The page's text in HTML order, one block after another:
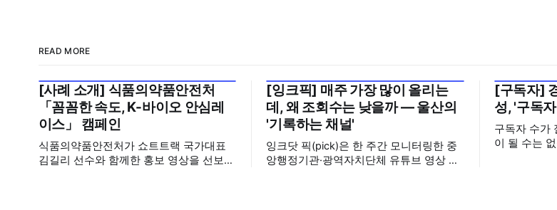
READ MORE
2026년 7월 5주
[사례 소개] 식품의약품안전처
「꼼꼼한 속도, K-바이오 안심레
이스」 캠페인
식품의약품안전처가 쇼트트랙 국가대표
김길리 선수와 함께한 홍보 영상을 선보였
2026년 7월 5주
[잉크픽] 매주 가장 많이 올리는
데, 왜 조회수는 낮을까 — 울산의
'기록하는 채널'
잉크닷 픽(pick)은 한 주간 모니터링한 중
앙행정기관·광역자치단체 유튜브 영상 가
2026년 7월
[구독자]
성, '구독
구독자 수가
이 될 수는